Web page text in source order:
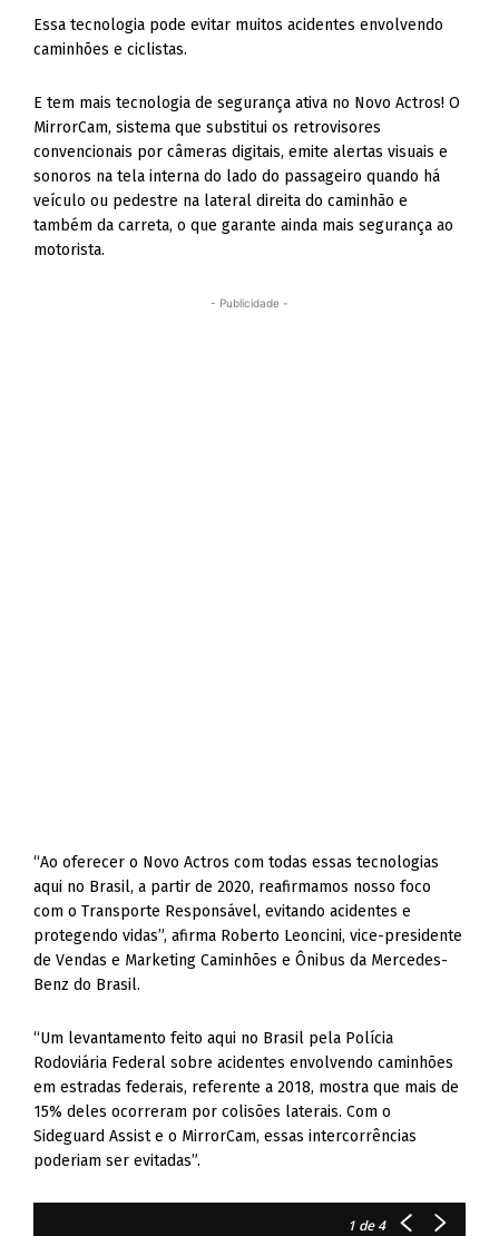
Essa tecnologia pode evitar muitos acidentes envolvendo
caminhões e ciclistas.
E tem mais tecnologia de segurança ativa no Novo Actros! O
MirrorCam, sistema que substitui os retrovisores
convencionais por câmeras digitais, emite alertas visuais e
sonoros na tela interna do lado do passageiro quando há
veículo ou pedestre na lateral direita do caminhão e
também da carreta, o que garante ainda mais segurança ao
motorista.
- Publicidade -
“Ao oferecer o Novo Actros com todas essas tecnologias
aqui no Brasil, a partir de 2020, reafirmamos nosso foco
com o Transporte Responsável, evitando acidentes e
protegendo vidas”, afirma Roberto Leoncini, vice-presidente
de Vendas e Marketing Caminhões e Ônibus da Mercedes-
Benz do Brasil.
“Um levantamento feito aqui no Brasil pela Polícia
Rodoviária Federal sobre acidentes envolvendo caminhões
em estradas federais, referente a 2018, mostra que mais de
15% deles ocorreram por colisões laterais. Com o
Sideguard Assist e o MirrorCam, essas intercorrências
poderiam ser evitadas”.
1de 4